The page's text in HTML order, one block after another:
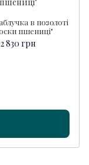
в позолоті
пшениці"
2 830 грн